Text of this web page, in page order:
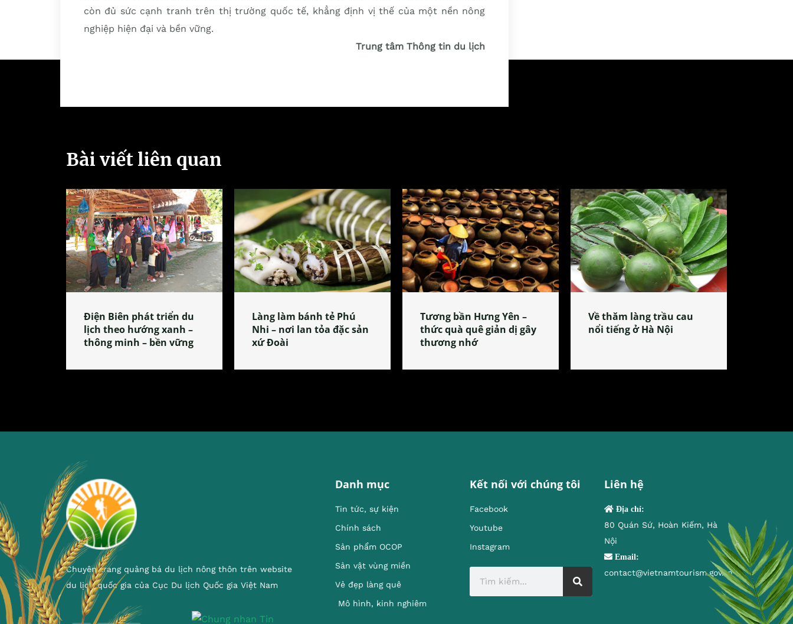
còn đủ sức cạnh tranh trên thị trường quốc tế, khẳng định vị thế của một nền nông
nghiệp hiện đại và bền vững.
Trung tâm Thông tin du lịch
Bài viết liên quan
Điện Biên phát triển du
lịch theo hướng xanh –
thông minh – bền vững
Làng làm bánh tẻ Phú
Nhi – nơi lan tỏa đặc sản
xứ Đoài
Tương bần Hưng Yên –
thức quà quê giản dị gây
thương nhớ
Về thăm làng trầu cau
nổi tiếng ở Hà Nội
Chuyên trang quảng bá du lịch nông thôn trên website
du lịch quốc gia của Cục Du lịch Quốc gia Việt Nam
Danh mục
Tin tức, sự kiện
Chính sách
Sản phẩm OCOP
Sản vật vùng miền
Vẻ đẹp làng quê
Mô hình, kinh nghiêm
Kết nối với chúng tôi
Facebook
Youtube
Instagram
Liên hệ
Địa chỉ:
80 Quán Sứ, Hoàn Kiếm, Hà
Nội
Email:
contact@vietnamtourism.gov.vn